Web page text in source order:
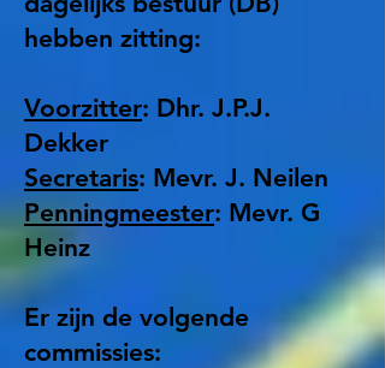
hebben zitting:
Voorzitter: Dhr. J.P.J.
Dekker
Secretaris: Mevr. J. Neilen
Penningmeester: Mevr. G
Heinz
Er zijn de volgende
commissies: